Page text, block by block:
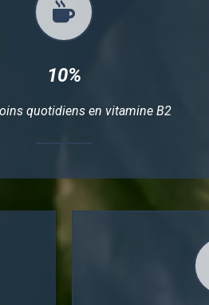
10%
quotidiens en vitamine B2